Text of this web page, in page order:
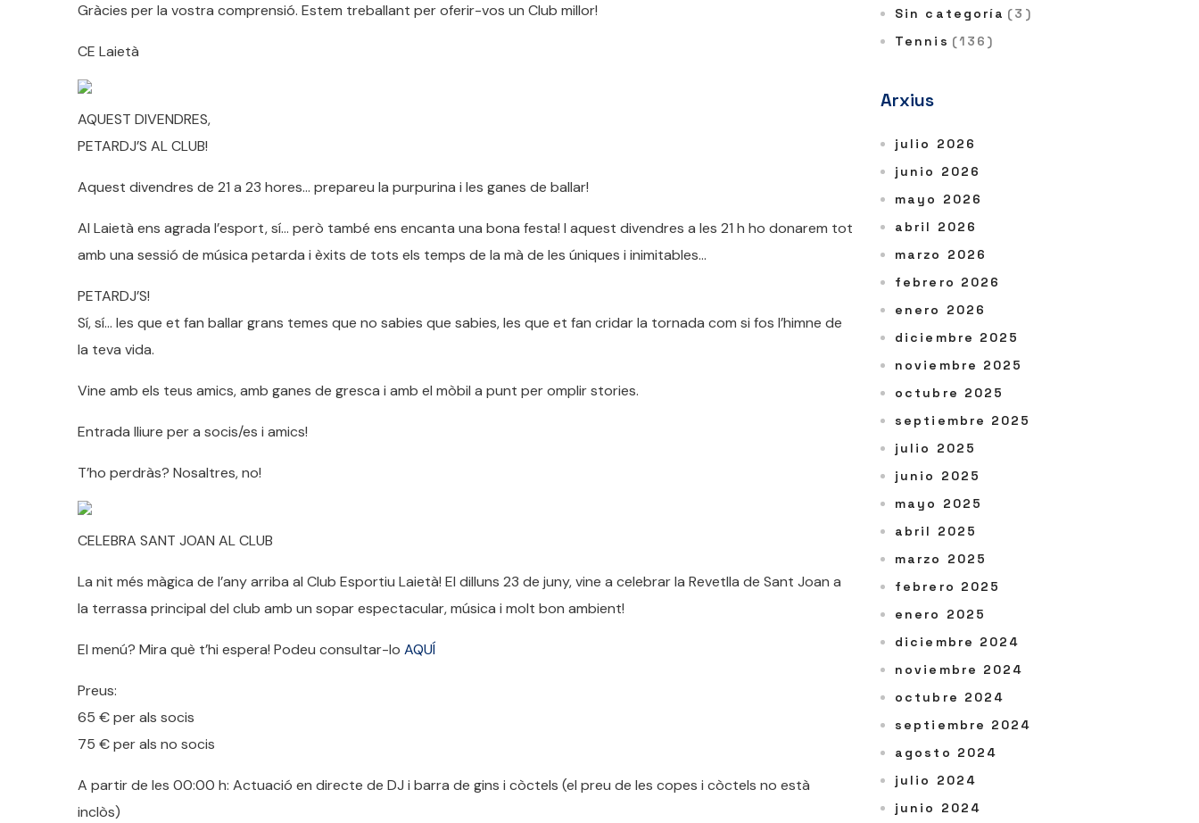
Gràcies per la vostra comprensió. Estem treballant per oferir-vos un Club millor!
CE Laietà
AQUEST DIVENDRES,
PETARDJ’S AL CLUB!
Aquest divendres de 21 a 23 hores… prepareu la purpurina i les ganes de ballar!
Al Laietà ens agrada l’esport, sí… però també ens encanta una bona festa! I aquest divendres a les 21 h ho donarem tot
amb una sessió de música petarda i èxits de tots els temps de la mà de les úniques i inimitables…
PETARDJ’S!
Sí, sí… les que et fan ballar grans temes que no sabies que sabies, les que et fan cridar la tornada com si fos l’himne de
la teva vida.
Vine amb els teus amics, amb ganes de gresca i amb el mòbil a punt per omplir stories.
Entrada lliure per a socis/es i amics!
T’ho perdràs? Nosaltres, no!
CELEBRA SANT JOAN AL CLUB
La nit més màgica de l’any arriba al Club Esportiu Laietà! El dilluns 23 de juny, vine a celebrar la Revetlla de Sant Joan a
la terrassa principal del club amb un sopar espectacular, música i molt bon ambient!
El menú? Mira què t’hi espera! Podeu consultar-lo AQUÍ
Preus:
65 € per als socis
75 € per als no socis
A partir de les 00:00 h: Actuació en directe de DJ i barra de gins i còctels (el preu de les copes i còctels no està
inclòs)
Sin categoría (3)
Tennis (136)
Arxius
julio 2026
junio 2026
mayo 2026
abril 2026
marzo 2026
febrero 2026
enero 2026
diciembre 2025
noviembre 2025
octubre 2025
septiembre 2025
julio 2025
junio 2025
mayo 2025
abril 2025
marzo 2025
febrero 2025
enero 2025
diciembre 2024
noviembre 2024
octubre 2024
septiembre 2024
agosto 2024
julio 2024
junio 2024